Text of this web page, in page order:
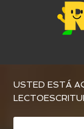
USTED ESTÁ